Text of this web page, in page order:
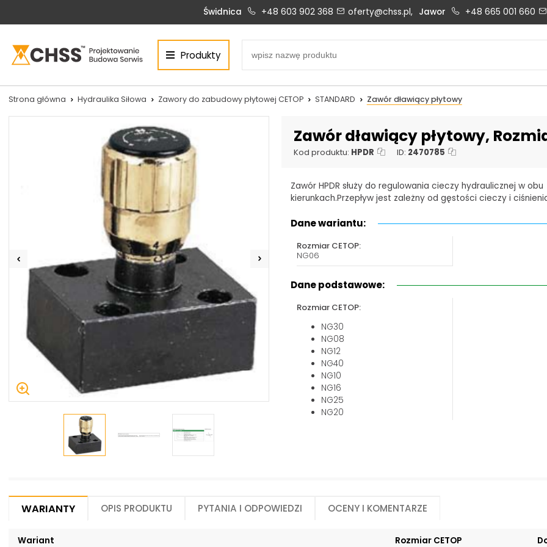
Centrum Hydrauliki Siłowej Świdnica
CHSS.PL DAWID WOŹNY
Biuro obsługi klienta:
+48 603 902 368
PN-PT: 6:30 - 16:00
+48 603 902 368
+48 690 884 272
silowniki@chss.pl
+48 669 834 274
uszczelnienia@chss.pl
+48 731 349 406
info@chss.pl
Centrum Hydrauliki Siłowej Jawor
59-400 Jawor, ul. Kuziennicza 5, POLSKA
Biuro obsługi klienta:
jawor@chss.pl
PN-PT: 7:00 - 16:00
Świdnica +48 603 902 368 oferty@chss.pl, Jawor +48 665 001 660
Produkty
Strona główna Hydraulika Siłowa Zawory do zabudowy płytowej CETOP STANDARD Zawór dławiący płytowy
Zawór dławiący płytowy,
Kod produktu: HPDR ID: 2470785
Zawór HPDR służy do regulowania cieczy hydraulicznej w obu
kierunkach.Przepływ jest zależny od gęstości cieczy i
Dane wariantu:
Rozmiar CETOP:
NG06
Dane podstawowe:
Rozmiar CETOP:
NG30
NG08
NG12
NG40
NG10
NG16
NG25
NG20
Warianty Opis produktu Pytania i odpowiedzi Oceny i komentarze
Wariant Rozmiar CETOP